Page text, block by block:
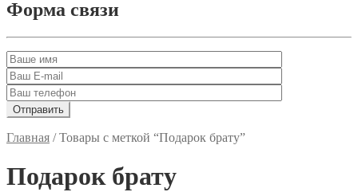
Форма связи
Главная /Товары с меткой “Подарок брату”
Подарок брату